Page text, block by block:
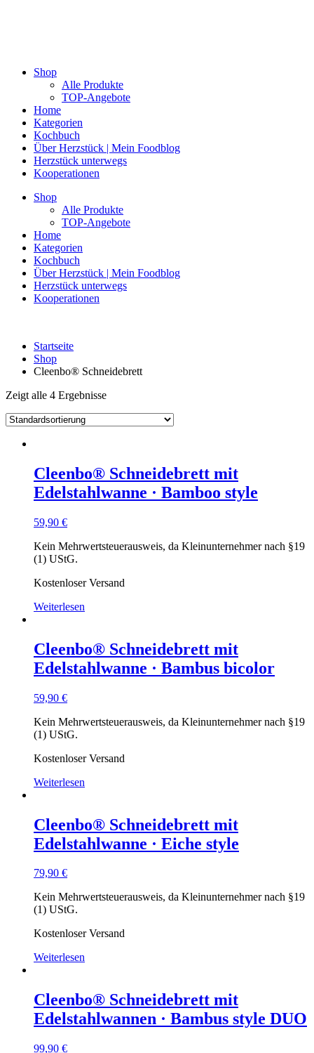
Shop
Alle Produkte
TOP-Angebote
Home
Kategorien
Kochbuch
Über Herzstück | Mein Foodblog
Herzstück unterwegs
Kooperationen
Shop
Alle Produkte
TOP-Angebote
Home
Kategorien
Kochbuch
Über Herzstück | Mein Foodblog
Herzstück unterwegs
Kooperationen
Startseite
Shop
Cleenbo® Schneidebrett
Zeigt alle 4 Ergebnisse
Cleenbo® Schneidebrett mit
Edelstahlwanne · Bamboo style
59,90 €
Kein Mehrwertsteuerausweis, da Kleinunternehmer nach §19
(1) UStG.
Kostenloser Versand
Weiterlesen
Cleenbo® Schneidebrett mit
Edelstahlwanne · Bambus bicolor
59,90 €
Kein Mehrwertsteuerausweis, da Kleinunternehmer nach §19
(1) UStG.
Kostenloser Versand
Weiterlesen
Cleenbo® Schneidebrett mit
Edelstahlwanne · Eiche style
79,90 €
Kein Mehrwertsteuerausweis, da Kleinunternehmer nach §19
(1) UStG.
Kostenloser Versand
Weiterlesen
Cleenbo® Schneidebrett mit
Edelstahlwannen · Bambus style DUO
99,90 €